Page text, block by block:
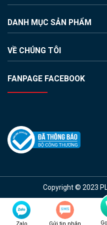
DANH MỤC SẢN PHẨM
VỀ CHÚNG TÔI
FANPAGE FACEBOOK
Copyright © 2023